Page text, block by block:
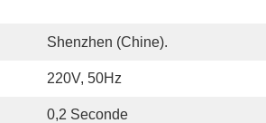
Shenzhen (Chine).
220V, 50Hz
0,2 Seconde